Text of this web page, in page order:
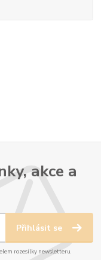
akce a
Přihlásit se
rozesílky newsletteru.